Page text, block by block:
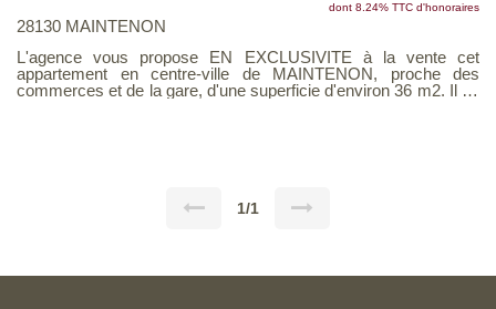
dont 8.24% TTC d'honoraires
28130 MAINTENON
L'agence vous propose EN EXCLUSIVITE à la vente cet
appartement en centre-ville de MAINTENON, proche des
commerces et de la gare, d'une superficie d'environ 36 m2. Il se
1/1